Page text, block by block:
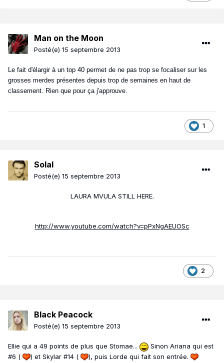
Man on the Moon
Posté(e) 15 septembre 2013
Le fait d'élargir à un top 40 permet de ne pas trop se focaliser sur les
grosses merdes présentes depuis trop de semaines en haut de
classement. Rien que pour ça j'approuve.
1
Solal
Posté(e) 15 septembre 2013
LAURA MVULA STILL HERE.
http://www.youtube.com/watch?v=pPxNgAEUOSc
2
Black Peacock
Posté(e) 15 septembre 2013
Ellie qui a 49 points de plus que Stomae...
Sinon Ariana qui est
#6 (
) et Skylar #14 ( ), puis Lorde qui fait son entrée.